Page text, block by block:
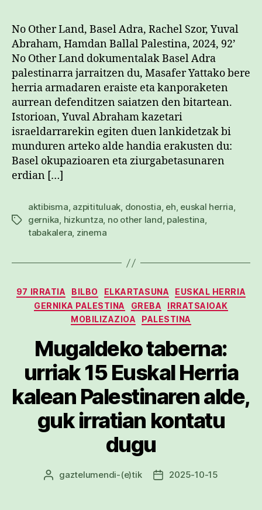
No Other Land, Basel Adra, Rachel Szor, Yuval
Abraham, Hamdan Ballal Palestina, 2024, 92’
No Other Land dokumentalak Basel Adra
palestinarra jarraitzen du, Masafer Yattako bere
herria armadaren eraiste eta kanporaketen
aurrean defenditzen saiatzen den bitartean.
Istorioan, Yuval Abraham kazetari
israeldarrarekin egiten duen lankidetzak bi
munduren arteko alde handia erakusten du:
Basel okupazioaren eta ziurgabetasunaren
erdian […]
Etiketak
aktibisma, azpitituluak, donostia, eh, euskal herria,
gernika, hizkuntza, no other land, palestina,
tabakalera, zinema
Kategoriak
97 IRRATIA BILBO ELKARTASUNA
EUSKAL HERRIA
GERNIKA PALESTINA
GREBA
IRRATSAIOAK
MOBILIZAZIOA
PALESTINA
Mugaldeko taberna:
urriak 15 Euskal Herria
kalean Palestinaren alde,
guk irratian kontatu
dugu
Argitalpenaren
gaztelumendi-(e)tik
Argitalpenaren
2025-10-15